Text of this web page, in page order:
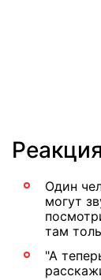
Один
могут
там
"А